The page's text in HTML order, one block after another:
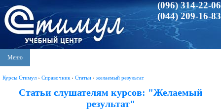
(096) 314-22-06
(044) 209-16-83
Меню
Курсы Стимул › Справочник › Статьи › желаемый результат
Статьи слушателям курсов: "Желаемый
результат"